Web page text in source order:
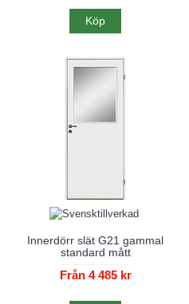
Köp
Innerdörr slät G21 gammal
standard mått
Från 4 485 kr